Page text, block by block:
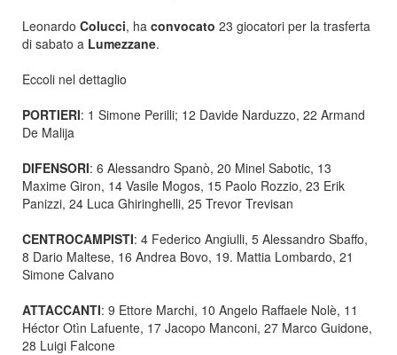
Leonardo Colucci, ha convocato 23 giocatori per la trasferta
di sabato a Lumezzane.
Eccoli nel dettaglio
PORTIERI: 1 Simone Perilli; 12 Davide Narduzzo, 22 Armand
De Malija
DIFENSORI: 6 Alessandro Spanò, 20 Minel Sabotic, 13
Maxime Giron, 14 Vasile Mogos, 15 Paolo Rozzio, 23 Erik
Panizzi, 24 Luca Ghiringhelli, 25 Trevor Trevisan
CENTROCAMPISTI: 4 Federico Angiulli, 5 Alessandro Sbaffo,
8 Dario Maltese, 16 Andrea Bovo, 19. Mattia Lombardo, 21
Simone Calvano
ATTACCANTI: 9 Ettore Marchi, 10 Angelo Raffaele Nolè, 11
Héctor Otìn Lafuente, 17 Jacopo Manconi, 27 Marco Guidone,
28 Luigi Falcone